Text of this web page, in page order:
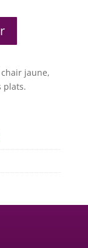
jaune,
plats.